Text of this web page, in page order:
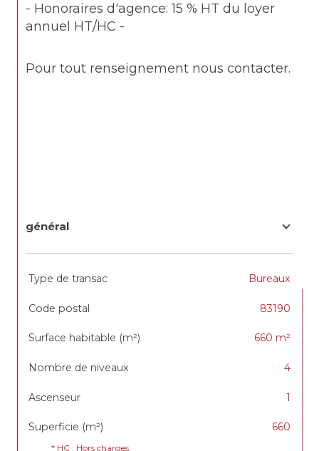
- Honoraires d'agence: 15 % HT du loyer
annuel HT/HC -
Pour tout renseignement nous contacter.
général
TRAD_SIROCCO_Caracteristique
Type de transac Bureaux
Code postal 83190
Surface habitable (m²) 660 m²
Nombre de niveaux 4
Ascenseur 1
Superficie (m²) 660
* HC : Hors charges